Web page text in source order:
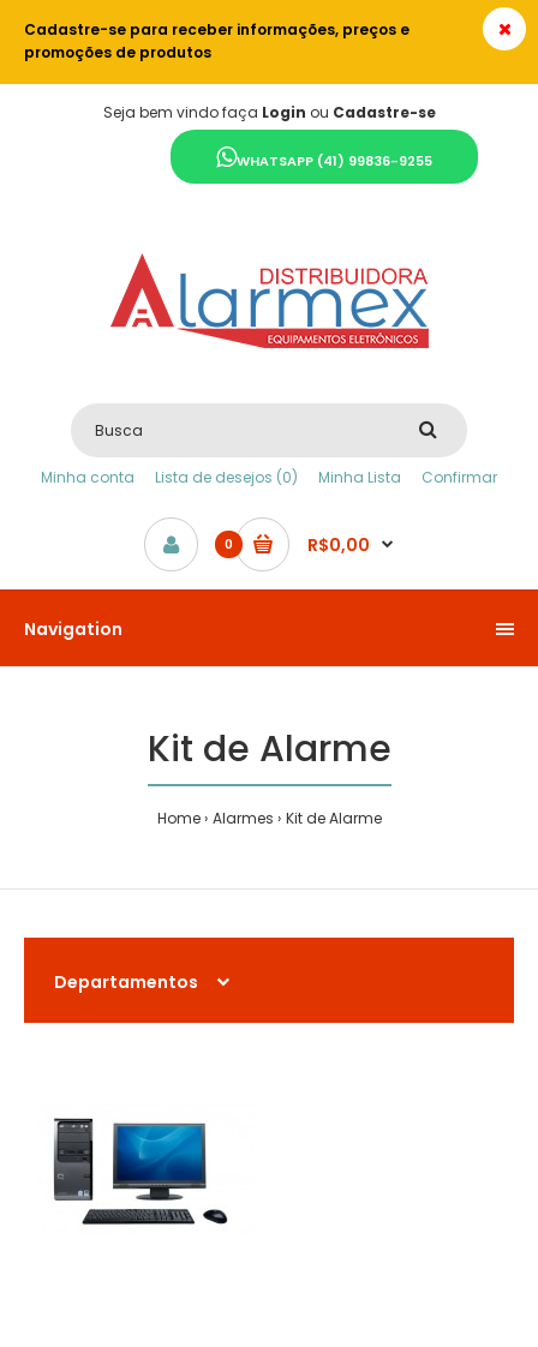
Cadastre-se para receber informações, preços e
promoções de produtos
Seja bem vindo faça Login ou Cadastre-se
WHATSAPP (41) 99836-9255
Minha conta Lista de desejos (0) Minha Lista Confirmar
0 R$0,00
Navigation
Kit de Alarme
Home Alarmes Kit de Alarme
Departamentos